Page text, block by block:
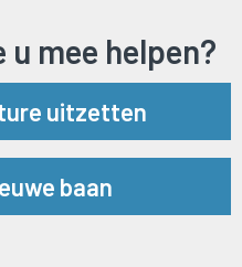
u mee helpen?
uitzetten
baan